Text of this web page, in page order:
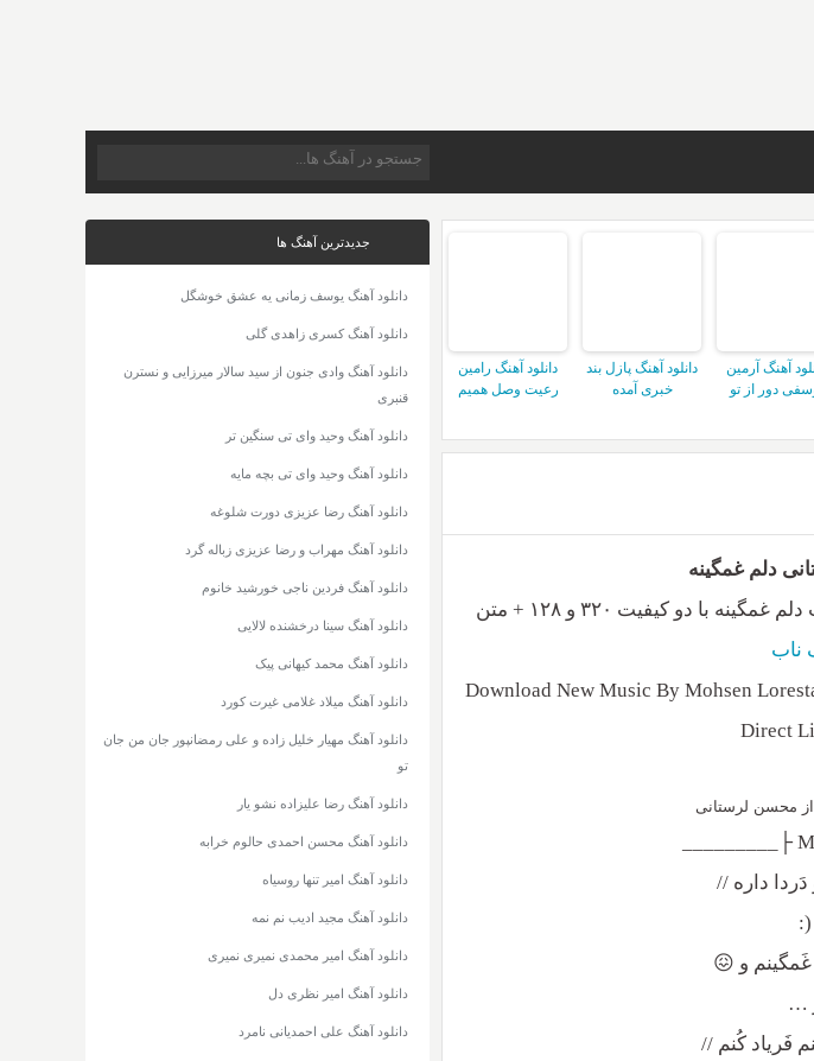
آهنگ آرمین
دور از تو
دانلود آهنگ پازل بند
خبری آمده
دانلود آهنگ رامین
رعیت وصل همیم
دلم غمگینه
بنام امشب دلم غمگینه با دو کیفیت ۳۲۰ و ۱۲۸ + متن
ناب
Download New Music By Mohsen
Direct
محسن لرستانی
داره //
(:
و 😖
…
فَریاد کُنم //
جدیدترین آهنگ ها
دانلود آهنگ یوسف زمانی یه عشق خوشگل
دانلود آهنگ کسری زاهدی گلی
دانلود آهنگ وادی جنون از سید سالار میرزایی و نسترن
قنبری
دانلود آهنگ وحید وای تی سنگین تر
دانلود آهنگ وحید وای تی بچه مایه
دانلود آهنگ رضا عزیزی دورت شلوغه
دانلود آهنگ مهراب و رضا عزیزی زباله گرد
دانلود آهنگ فردین ناجی خورشید خانوم
دانلود آهنگ سینا درخشنده لالایی
دانلود آهنگ محمد کیهانی پیک
دانلود آهنگ میلاد غلامی غیرت کورد
دانلود آهنگ مهیار خلیل زاده و علی رمضانپور جان من جان
تو
دانلود آهنگ رضا علیزاده نشو یار
دانلود آهنگ محسن احمدی حالوم خرابه
دانلود آهنگ امیر تنها روسیاه
دانلود آهنگ مجید ادیب نم نمه
دانلود آهنگ امیر محمدی نمیری نمیری
دانلود آهنگ امیر نظری دل
دانلود آهنگ علی احمدیانی نامرد